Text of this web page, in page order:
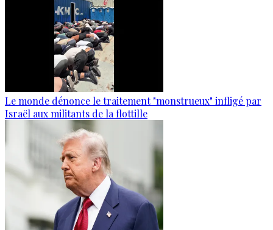
Le monde dénonce le traitement "monstrueux" infligé par
Israël aux militants de la flottille